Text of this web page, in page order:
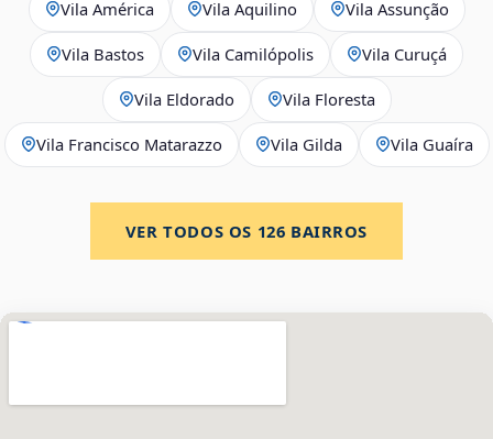
Vila América Vila Aquilino Vila Assunção
Vila Bastos Vila Camilópolis Vila Curuçá
Vila Eldorado Vila Floresta
Vila Francisco Matarazzo Vila Gilda Vila Guaíra
VER TODOS OS 126 BAIRROS